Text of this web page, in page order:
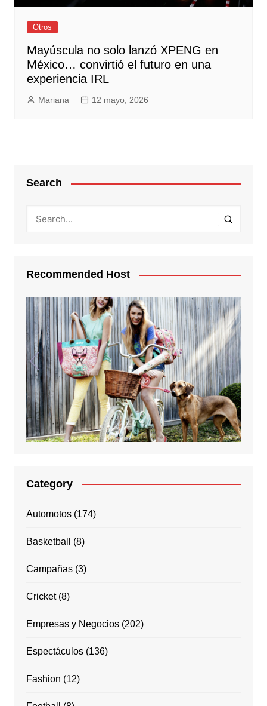
Otros
Mayúscula no solo lanzó XPENG en
México… convirtió el futuro en una
experiencia IRL
Mariana 12 mayo, 2026
Search
Recommended Host
Category
Automotos(174)
Basketball (8)
Campañas(3)
Cricket(8)
Empresas y Negocios(202)
Espectáculos(136)
Fashion (12)